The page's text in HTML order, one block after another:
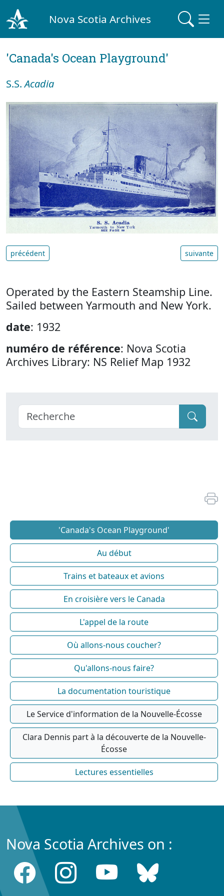
Nova Scotia Archives
'Canada's Ocean Playground'
S.S.Acadia
précédent suivante
Operated by the Eastern Steamship Line.
Sailed between Yarmouth and New York.
date: 1932
numéro de référence: Nova Scotia
Archives Library: NS Relief Map 1932
'Canada's Ocean Playground'
Au début
Trains et bateaux et avions
En croisière vers le Canada
L'appel de la route
Où allons-nous coucher?
Qu'allons-nous faire?
La documentation touristique
Le Service d'information de la Nouvelle-Écosse
Clara Dennis part à la découverte de la Nouvelle-
Écosse
Lectures essentielles
Nova Scotia Archives on :